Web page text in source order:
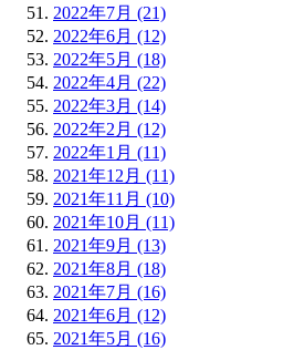
2022年7月 (21)
2022年6月 (12)
2022年5月 (18)
2022年4月 (22)
2022年3月 (14)
2022年2月 (12)
2022年1月 (11)
2021年12月 (11)
2021年11月 (10)
2021年10月 (11)
2021年9月 (13)
2021年8月 (18)
2021年7月 (16)
2021年6月 (12)
2021年5月 (16)